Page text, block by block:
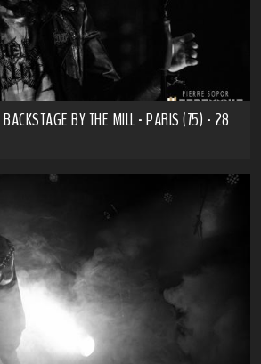
BY THE MILL - PARIS (75) - 28